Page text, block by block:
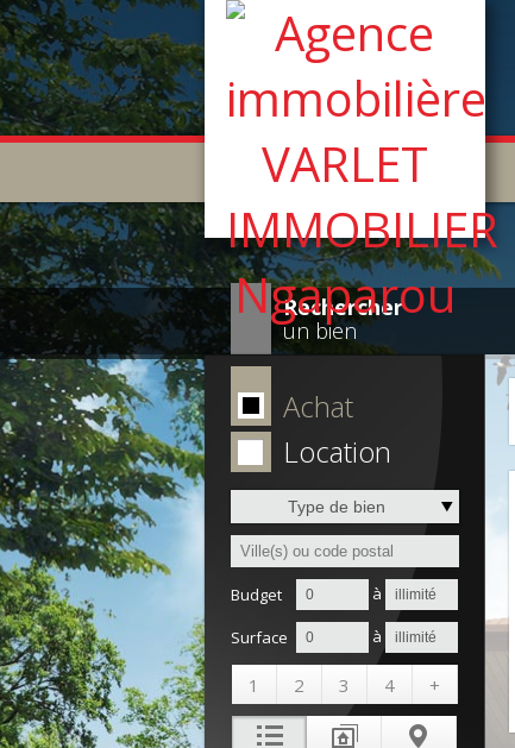
Rechercher
un bien
Achat
Location
Type de bien
Budget à
Surface à
1 2 3 4 +